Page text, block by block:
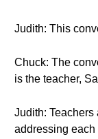
Judith: This
Chuck: The
is the teacher,
Judith:
addressing each